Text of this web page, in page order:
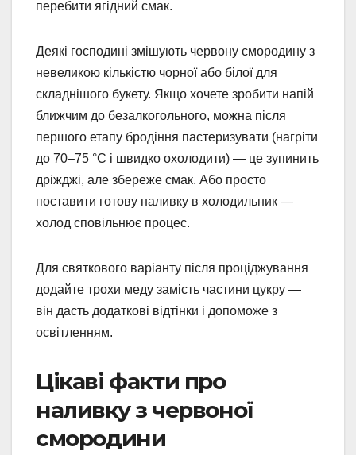
перебити ягідний смак.
Деякі господині змішують червону смородину з
невеликою кількістю чорної або білої для
складнішого букету. Якщо хочете зробити напій
ближчим до безалкогольного, можна після
першого етапу бродіння пастеризувати (нагріти
до 70–75 °C і швидко охолодити) — це зупинить
дріжджі, але збереже смак. Або просто
поставити готову наливку в холодильник —
холод сповільнює процес.
Для святкового варіанту після проціджування
додайте трохи меду замість частини цукру —
він дасть додаткові відтінки і допоможе з
освітленням.
Цікаві факти про
наливку з червоної
смородини